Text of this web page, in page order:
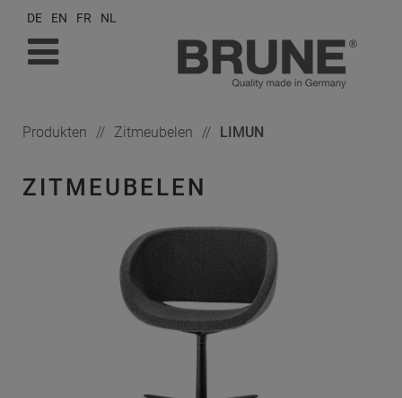
DE EN FR NL
Produkten Zitmeubelen LIMUN
ZITMEUBELEN